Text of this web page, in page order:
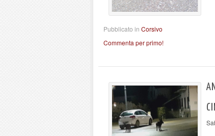
Pubblicato in Corsivo
Commenta per primo!